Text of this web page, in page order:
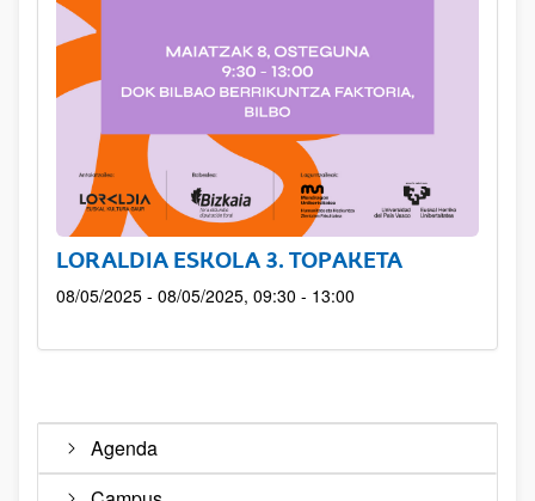
LORALDIA ESKOLA 3. TOPAKETA
08/05/2025 - 08/05/2025, 09:30 - 13:00
Agenda